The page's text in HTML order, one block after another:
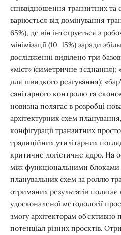
співвідношення транзитних та
варіюється від домінування
65%), де він інтегрується з
мінімізації (10–15%) заради
дослідженні виділено три
«міст» (симетричне з’єднання);
для швидкого реагування);
санітарного контролю та
новизна полягає в розробці
архітектурних схем
конфігурації транзитних
традиційних утилітарних
критичне логістичне ядро. На
між функціональними блоками
планувальних схем за роллю
отриманих результатів
удосконаленої методології
змогу архітекторам об’єктивно
потенціал різних проєктів.